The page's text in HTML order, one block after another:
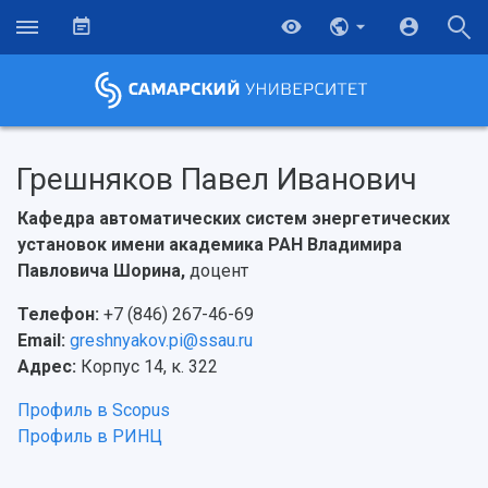
НАЗАД
Об университете
Новости
Образование
Научно-исследовательская деятельность
Грешняков Павел Иванович
Кафедра автоматических систем энергетических
установок имени академика РАН Владимира
Павловича Шорина, доцент
Телефон: +7 (846) 267-46-69
Email: greshnyakov.pi@ssau.ru
Адрес: Корпус 14, к. 322
Профиль в Scopus
Профиль в РИНЦ